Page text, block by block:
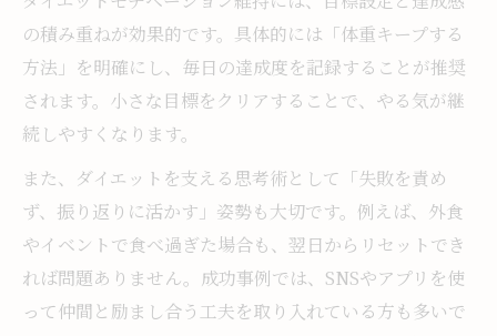
の積み重ねが効果的です。具体的には「体重キープする
方法」を明確にし、毎日の達成度を記録することが推奨
されます。小さな目標をクリアすることで、やる気が継
続しやすくなります。
また、ダイエットを支える思考術として「失敗を責め
ず、振り返りに活かす」姿勢も大切です。例えば、外食
やイベントで食べ過ぎた場合も、翌日からリセットでき
れば問題ありません。成功事例では、SNSやアプリを使
って仲間と励まし合う工夫を取り入れている方も多いで